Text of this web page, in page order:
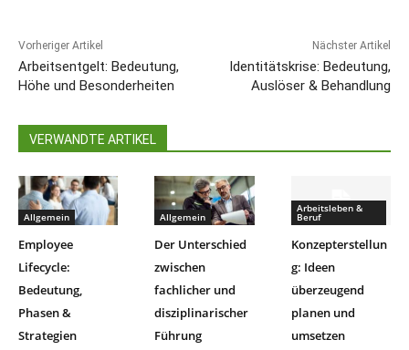
Vorheriger Artikel
Arbeitsentgelt: Bedeutung,
Höhe und Besonderheiten
Nächster Artikel
Identitätskrise: Bedeutung,
Auslöser & Behandlung
VERWANDTE ARTIKEL
Allgemein
Employee
Lifecycle:
Bedeutung,
Phasen &
Strategien
Allgemein
Der Unterschied
zwischen
fachlicher und
disziplinarischer
Führung
Arbeitsleben &
Beruf
Konzepterstellun
g: Ideen
überzeugend
planen und
umsetzen